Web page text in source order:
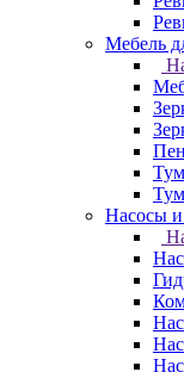
Мебель
Насосы